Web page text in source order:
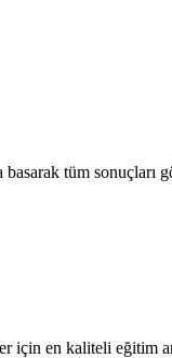
tüm sonuçları
için en kaliteli eğitim